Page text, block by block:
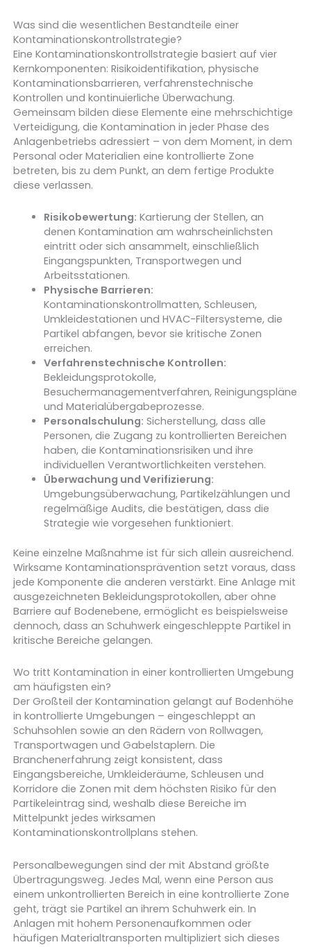
Was sind die wesentlichen Bestandteile einer
Kontaminationskontrollstrategie?
Eine Kontaminationskontrollstrategie basiert auf vier
Kernkomponenten: Risikoidentifikation, physische
Kontaminationsbarrieren, verfahrenstechnische
Kontrollen und kontinuierliche Überwachung.
Gemeinsam bilden diese Elemente eine mehrschichtige
Verteidigung, die Kontamination in jeder Phase des
Anlagenbetriebs adressiert – von dem Moment, in dem
Personal oder Materialien eine kontrollierte Zone
betreten, bis zu dem Punkt, an dem fertige Produkte
diese verlassen.
Risikobewertung: Kartierung der Stellen, an
denen Kontamination am wahrscheinlichsten
eintritt oder sich ansammelt, einschließlich
Eingangspunkten, Transportwegen und
Arbeitsstationen.
Physische Barrieren:
Kontaminationskontrollmatten, Schleusen,
Umkleidestationen und HVAC-Filtersysteme, die
Partikel abfangen, bevor sie kritische Zonen
erreichen.
Verfahrenstechnische Kontrollen:
Bekleidungsprotokolle,
Besuchermanagementverfahren, Reinigungspläne
und Materialübergabeprozesse.
Personalschulung: Sicherstellung, dass alle
Personen, die Zugang zu kontrollierten Bereichen
haben, die Kontaminationsrisiken und ihre
individuellen Verantwortlichkeiten verstehen.
Überwachung und Verifizierung:
Umgebungsüberwachung, Partikelzählungen und
regelmäßige Audits, die bestätigen, dass die
Strategie wie vorgesehen funktioniert.
Keine einzelne Maßnahme ist für sich allein ausreichend.
Wirksame Kontaminationsprävention setzt voraus, dass
jede Komponente die anderen verstärkt. Eine Anlage mit
ausgezeichneten Bekleidungsprotokollen, aber ohne
Barriere auf Bodenebene, ermöglicht es beispielsweise
dennoch, dass an Schuhwerk eingeschleppte Partikel in
kritische Bereiche gelangen.
Wo tritt Kontamination in einer kontrollierten Umgebung
am häufigsten ein?
Der Großteil der Kontamination gelangt auf Bodenhöhe
in kontrollierte Umgebungen – eingeschleppt an
Schuhsohlen sowie an den Rädern von Rollwagen,
Transportwagen und Gabelstaplern. Die
Branchenerfahrung zeigt konsistent, dass
Eingangsbereiche, Umkleideräume, Schleusen und
Korridore die Zonen mit dem höchsten Risiko für den
Partikeleintrag sind, weshalb diese Bereiche im
Mittelpunkt jedes wirksamen
Kontaminationskontrollplans stehen.
Personalbewegungen sind der mit Abstand größte
Übertragungsweg. Jedes Mal, wenn eine Person aus
einem unkontrollierten Bereich in eine kontrollierte Zone
geht, trägt sie Partikel an ihrem Schuhwerk ein. In
Anlagen mit hohem Personenaufkommen oder
häufigen Materialtransporten multipliziert sich dieses